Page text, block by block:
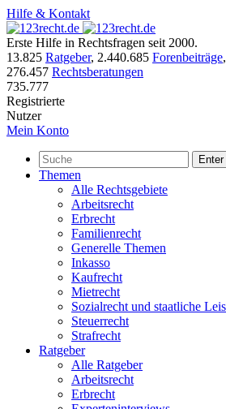
Hilfe & Kontakt
Erste Hilfe in Rechtsfragen seit 2000.
13.825 Ratgeber, 2.440.685 Forenbeiträge,
276.457 Rechtsberatungen
735.777
Registrierte
Nutzer
Mein Konto
Enter
Themen
Alle Rechtsgebiete
Arbeitsrecht
Erbrecht
Familienrecht
Generelle Themen
Inkasso
Kaufrecht
Mietrecht
Sozialrecht und staatliche
Steuerrecht
Strafrecht
Ratgeber
Alle Ratgeber
Arbeitsrecht
Erbrecht